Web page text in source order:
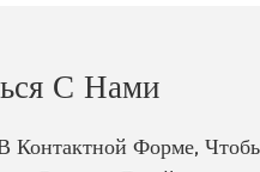
С Нами
Контактной Форме,